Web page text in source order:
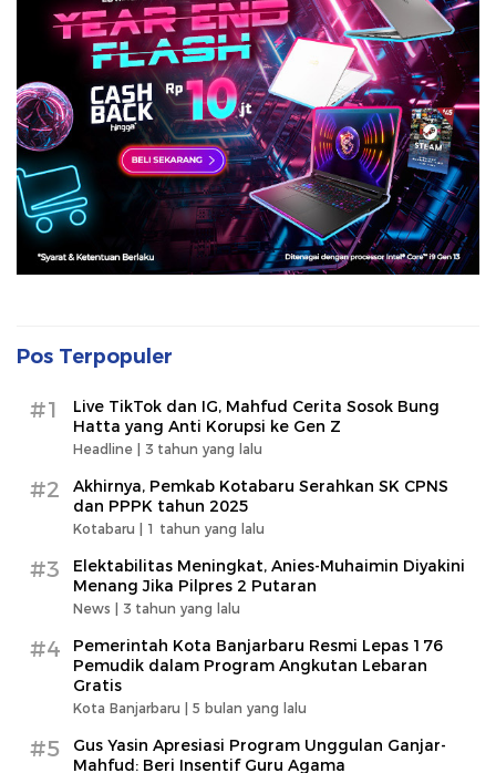
Pos Terpopuler
#1
Live TikTok dan IG, Mahfud Cerita Sosok Bung
Hatta yang Anti Korupsi ke Gen Z
Headline | 3 tahun yang lalu
#2
Akhirnya, Pemkab Kotabaru Serahkan SK CPNS
dan PPPK tahun 2025
Kotabaru | 1 tahun yang lalu
#3
Elektabilitas Meningkat, Anies-Muhaimin Diyakini
Menang Jika Pilpres 2 Putaran
News | 3 tahun yang lalu
#4
Pemerintah Kota Banjarbaru Resmi Lepas 176
Pemudik dalam Program Angkutan Lebaran
Gratis
Kota Banjarbaru | 5 bulan yang lalu
#5
Gus Yasin Apresiasi Program Unggulan Ganjar-
Mahfud: Beri Insentif Guru Agama